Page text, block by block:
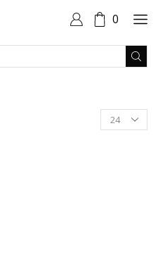
0
Produktai
puslapyje